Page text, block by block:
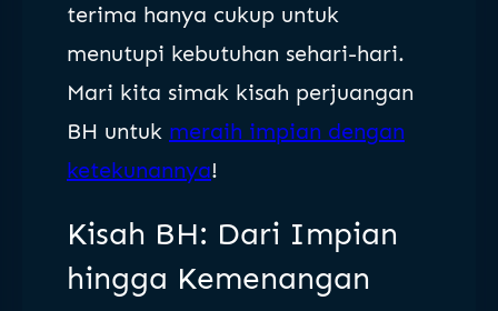
terima hanya cukup untuk
menutupi kebutuhan sehari-hari.
Mari kita simak kisah perjuangan
BH untuk meraih impian dengan
ketekunannya!
Kisah BH: Dari Impian
hingga Kemenangan